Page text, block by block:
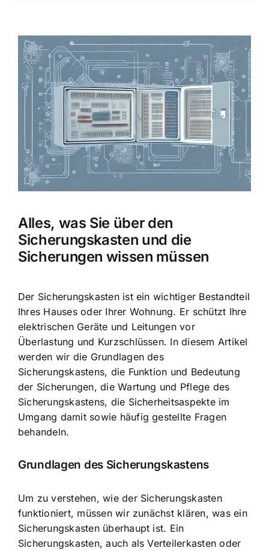
Zeige
grösseres
Bild
Alles, was Sie über den
Sicherungskasten und die
Sicherungen wissen müssen
Der Sicherungskasten ist ein wichtiger Bestandteil
Ihres Hauses oder Ihrer Wohnung. Er schützt Ihre
elektrischen Geräte und Leitungen vor
Überlastung und Kurzschlüssen. In diesem Artikel
werden wir die Grundlagen des
Sicherungskastens, die Funktion und Bedeutung
der Sicherungen, die Wartung und Pflege des
Sicherungskastens, die Sicherheitsaspekte im
Umgang damit sowie häufig gestellte Fragen
behandeln.
Grundlagen des Sicherungskastens
Um zu verstehen, wie der Sicherungskasten
funktioniert, müssen wir zunächst klären, was ein
Sicherungskasten überhaupt ist. Ein
Sicherungskasten, auch als Verteilerkasten oder